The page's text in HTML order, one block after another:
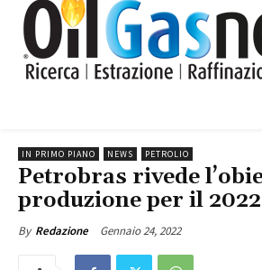
IN PRIMO PIANO NEWS PETROLIO
Petrobras rivede
produzione per il 2022
By Redazione Gennaio 24, 2022